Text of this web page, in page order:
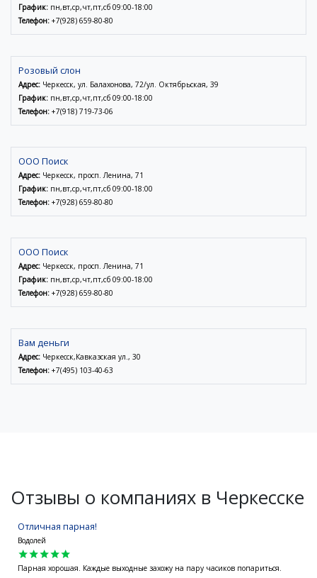
График: пн,вт,ср,чт,пт,сб 09:00-18:00
Телефон: +7(928) 659-80-80
Розовый слон
Адрес: Черкесск, ул. Балахонова, 72/ул. Октябрьская, 39
График: пн,вт,ср,чт,пт,сб 09:00-18:00
Телефон: +7(918) 719-73-06
ООО Поиск
Адрес: Черкесск, просп. Ленина, 71
График: пн,вт,ср,чт,пт,сб 09:00-18:00
Телефон: +7(928) 659-80-80
ООО Поиск
Адрес: Черкесск, просп. Ленина, 71
График: пн,вт,ср,чт,пт,сб 09:00-18:00
Телефон: +7(928) 659-80-80
Вам деньги
Адрес: Черкесск,Кавказская ул., 30
Телефон: +7(495) 103-40-63
Отзывы о компаниях в Черкесске
Отличная парная!
Водолей
star
star
star
star
star
Парная хорошая. Каждые выходные захожу на пару часиков попариться.